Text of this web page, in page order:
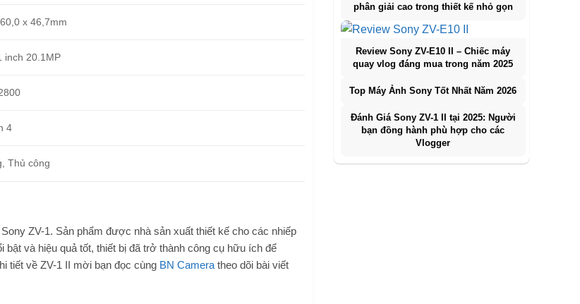
x 46,7mm
inch 20.1MP
4
Thủ công
ZV-1. Sản phẩm được nhà sản xuất thiết kế cho các nhiếp
và hiệu quả tốt, thiết bị đã trở thành công cụ hữu ích để
tiết về ZV-1 II mời bạn đọc cùng BN Camera theo dõi bài viết
Đánh Giá Sony ZV-1 II tại 2025: Người
bạn đồng hành phù hợp cho các
Vlogger
Top Máy Ảnh Sony Tốt Nhất Năm 2026
Review Sony ZV-E10 II – Chiếc máy
quay vlog đáng mua trong năm 2025
phân giải cao trong thiết kế nhỏ gọn